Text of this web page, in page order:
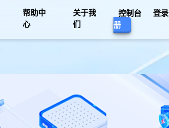
帮助中
心
关于我
们
控制台 登录
册